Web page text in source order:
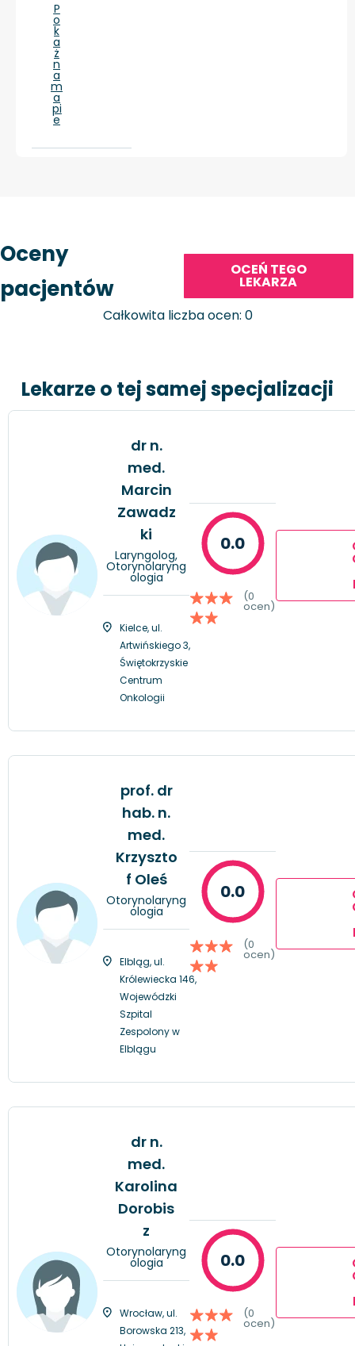
P
o
k
a
ż
n
a
m
a
pi
e
Oceny
pacjentów
OCEŃ TEGO
LEKARZA
Całkowita liczba ocen: 0
Lekarze o tej samej specjalizacji
dr n.
med.
Marcin
Zawadz
ki
Laryngolog,
Otorynolaryng
ologia
Kielce, ul.
Artwińskiego 3,
Świętokrzyskie
Centrum
Onkologii
0.0
(0
ocen)
prof. dr
hab. n.
med.
Krzyszto
f Oleś
Otorynolaryng
ologia
Elbląg, ul.
Królewiecka 146,
Wojewódzki
Szpital
Zespolony w
Elblągu
0.0
(0
ocen)
dr n.
med.
Karolina
Dorobis
z
Otorynolaryng
ologia
Wrocław, ul.
Borowska 213,
0.0
(0
ocen)